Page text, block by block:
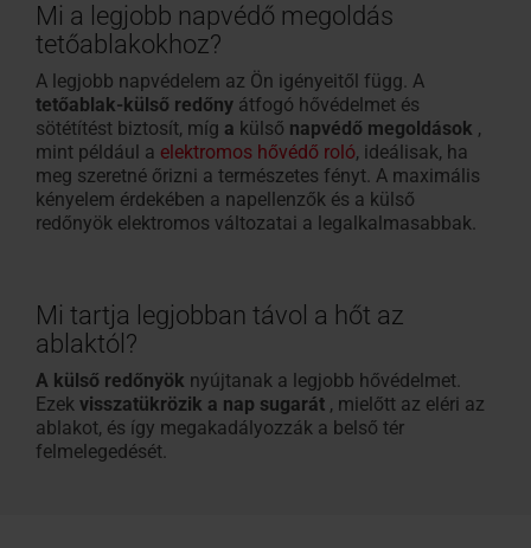
Mi a legjobb napvédő megoldás
tetőablakokhoz?
A legjobb napvédelem az Ön igényeitől függ. A
tetőablak-külső redőny átfogó hővédelmet és
sötétítést biztosít, míg a külső napvédő megoldások ,
mint például a elektromos hővédő roló, ideálisak, ha
meg szeretné őrizni a természetes fényt. A maximális
kényelem érdekében a napellenzők és a külső
redőnyök elektromos változatai a legalkalmasabbak.
Mi tartja legjobban távol a hőt az
ablaktól?
A külső redőnyök nyújtanak a legjobb hővédelmet.
Ezek visszatükrözik a nap sugarát , mielőtt az eléri az
ablakot, és így megakadályozzák a belső tér
felmelegedését.